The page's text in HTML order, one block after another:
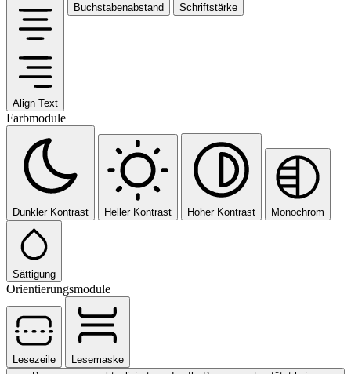
Align Text
Buchstabenabstand Schriftstärke
Farbmodule
Dunkler Kontrast Heller Kontrast Hoher Kontrast Monochrom
Sättigung
Orientierungsmodule
Lesezeile
Lesemaske